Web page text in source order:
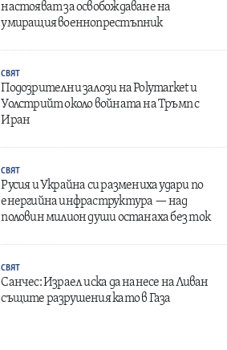
настояват за освобождаване на
умиращия военнопрестъпник
СВЯТ
Подозрителни залози на Polymarket и
Уолстрийт около войната на Тръмп с
Иран
СВЯТ
Русия и Украйна си размениха удари по
енергийна инфраструктура — над
половин милион души останаха без ток
СВЯТ
Санчес: Израел иска да нанесе на Ливан
същите разрушения като в Газа